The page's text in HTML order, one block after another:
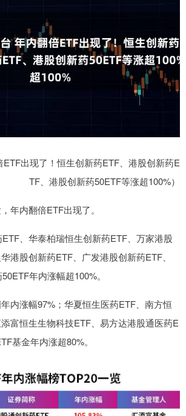
ETF出现了！恒生创新药ETF、港股创新药E
TF、港股创新药50ETF等涨超100%）
年内翻倍ETF出现了。
、华泰柏瑞恒生创新药ETF、万家港股
港股创新药ETF、广发港股创新药ETF、
年内涨幅超100%。
内涨幅97%；华夏恒生医药ETF、南方恒
富恒生生物科技ETF、易方达港股通医药E
基金年内涨超80%。